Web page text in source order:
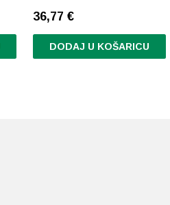
36,77€
DODAJ U KOŠARICU